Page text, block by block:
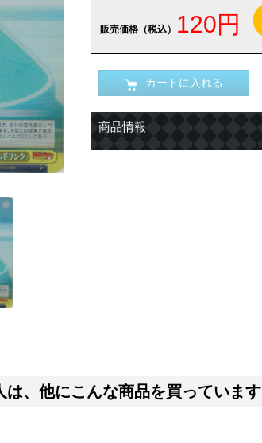
販売価格（税込） 120円
カートに入れる
商品情報
は、他にこんな商品を買っています